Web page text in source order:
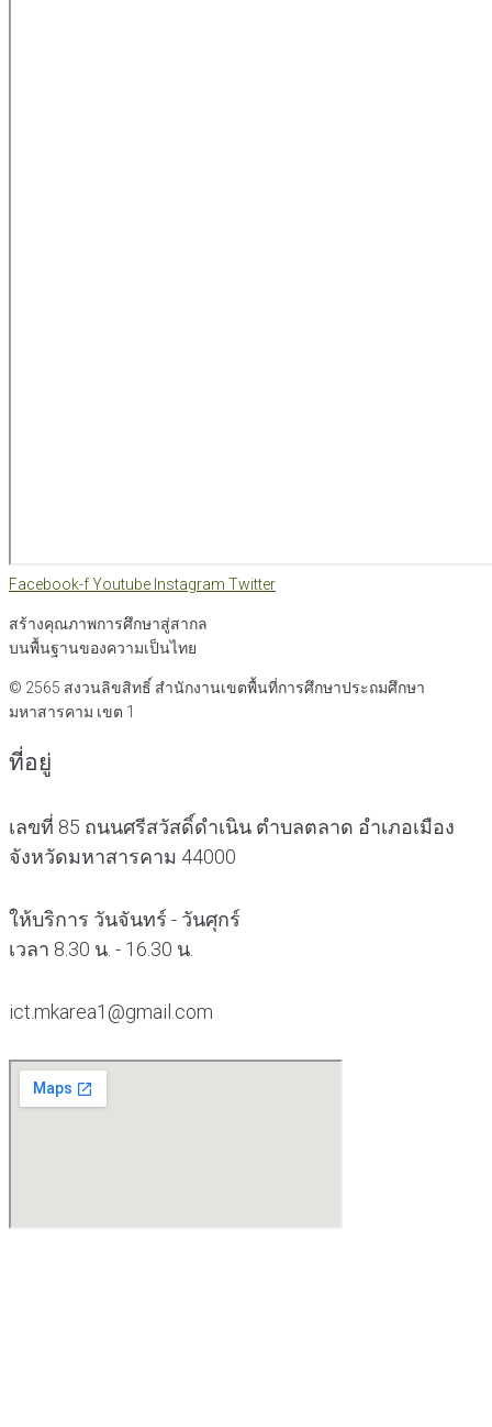
Facebook-fYoutube Instagram Twitter
สร้างคุณภาพการศึกษาสู่สากล
บนพื้นฐานของความเป็นไทย
© 2565 สงวนลิขสิทธิ์ สำนักงานเขตพื้นที่การศึกษาประถมศึกษา
มหาสารคาม เขต 1
ที่อยู่
เลขที่ 85 ถนนศรีสวัสดิ์ดำเนิน ตำบลตลาด อำเภอเมือง
จังหวัดมหาสารคาม 44000
ให้บริการ วันจันทร์ - วันศุกร์
เวลา 8.30 น. - 16.30 น.
ict.mkarea1@gmail.com